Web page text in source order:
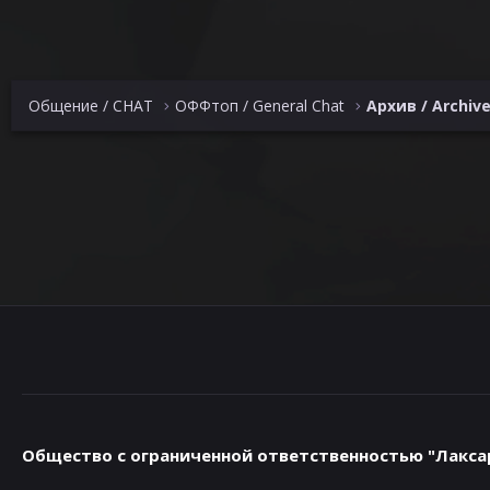
Общение / CHAT ОФФтоп / General Chat Архив /
Общество с ограниченной ответственностью